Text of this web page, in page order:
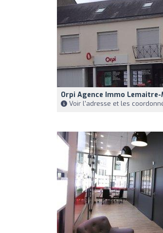
Orpi Agence Immo Lemaitre-
Voir l'adresse et les